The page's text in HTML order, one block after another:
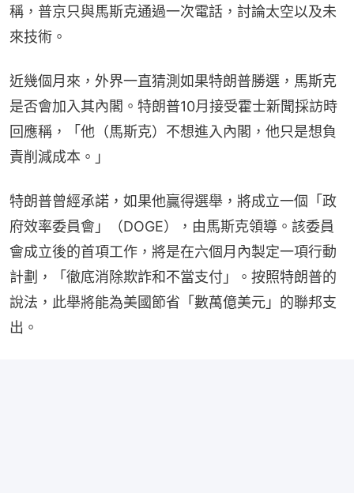
稱，普京只與馬斯克通過一次電話，討論太空以及未
來技術。
近幾個月來，外界一直猜測如果特朗普勝選，馬斯克
是否會加入其內閣。特朗普10月接受霍士新聞採訪時
回應稱，「他（馬斯克）不想進入內閣，他只是想負
責削減成本。」
特朗普曾經承諾，如果他贏得選舉，將成立一個「政
府效率委員會」（DOGE），由馬斯克領導。該委員
會成立後的首項工作，將是在六個月內製定一項行動
計劃，「徹底消除欺詐和不當支付」。按照特朗普的
說法，此舉將能為美國節省「數萬億美元」的聯邦支
出。